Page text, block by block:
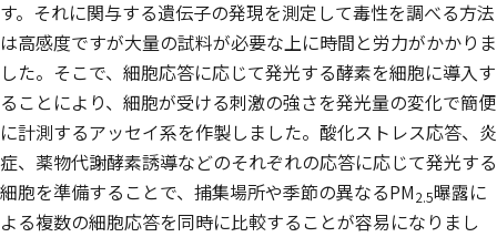
す。それに関与する遺伝子の発現を測定して毒性を調べる方法
は高感度ですが大量の試料が必要な上に時間と労力がかかりま
した。そこで、細胞応答に応じて発光する酵素を細胞に導入す
ることにより、細胞が受ける刺激の強さを発光量の変化で簡便
に計測するアッセイ系を作製しました。酸化ストレス応答、炎
症、薬物代謝酵素誘導などのそれぞれの応答に応じて発光する
細胞を準備することで、捕集場所や季節の異なるPM2.5曝露に
よる複数の細胞応答を同時に比較することが容易になりまし